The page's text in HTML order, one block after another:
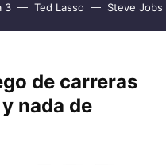
3 Ted Lasso Steve Jobs
de carreras
nada de